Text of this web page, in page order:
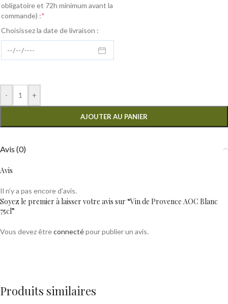
obligatoire et 72h minimum avant la
commande) :*
Choisissez la date de livraison :
- +
AJOUTER AU PANIER
Avis (0)
Avis
Il n’y a pas encore d’avis.
Soyez le premier à laisser votre avis sur “Vin de Provence AOC Blanc
75cl”
Vous devez êtreconnectépour publier un avis.
Produits similaires